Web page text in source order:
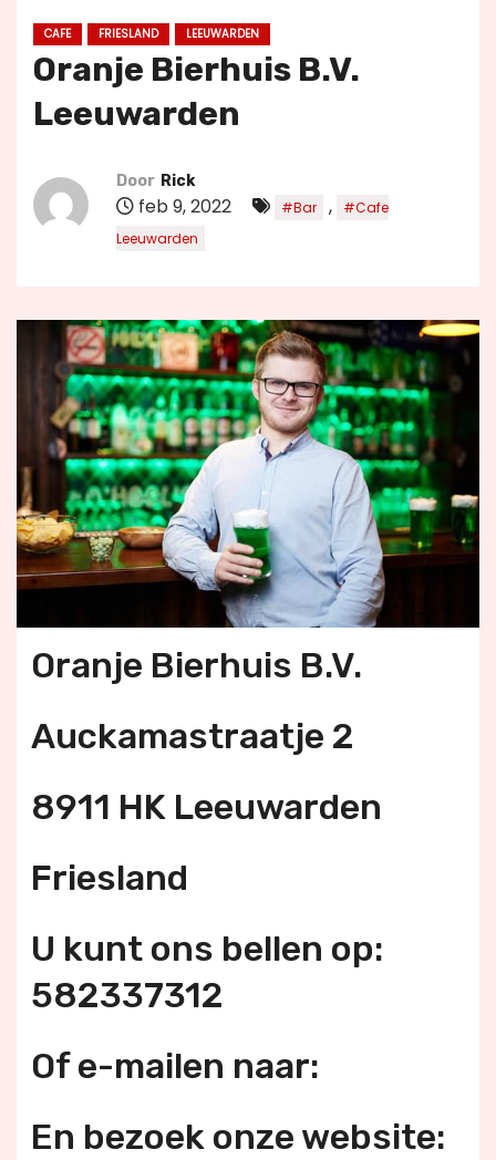
CAFE FRIESLAND LEEUWARDEN
Oranje Bierhuis B.V.
Leeuwarden
Door Rick
feb 9, 2022 #Bar ,
#Cafe
Leeuwarden
Oranje Bierhuis B.V.
Auckamastraatje 2
8911 HK Leeuwarden
Friesland
U kunt ons bellen op:
582337312
Of e-mailen naar:
En bezoek onze website: